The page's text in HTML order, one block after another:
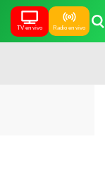
TV en vivo Radio en vivo